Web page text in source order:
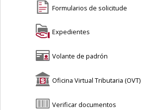
Formularios de solicitude
Expedientes
Volante de padrón
Oficina Virtual Tributaria (OVT)
Verificar documentos